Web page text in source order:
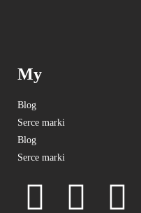
My
Blog
Serce marki
Blog
Serce marki